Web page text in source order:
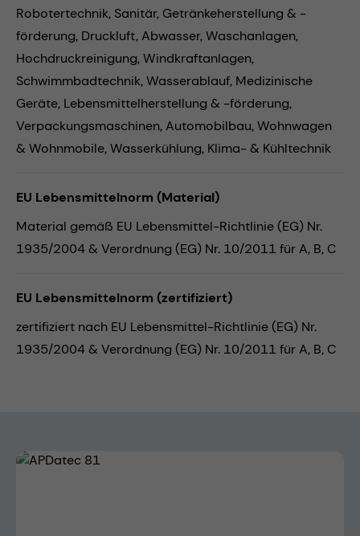
Robotertechnik, Sanitär, Getränkeherstellung & -
förderung, Druckluft,Abwasser,Waschanlagen,
Hochdruckreinigung,Windkraftanlagen,
Schwimmbadtechnik,Wasserablauf, Medizinische
Geräte, Lebensmittelherstellung & -förderung,
Verpackungsmaschinen,Automobilbau,Wohnwagen
& Wohnmobile,Wasserkühlung, Klima- & Kühltechnik
EU Lebensmittelnorm (Material)
Material gemäß EU Lebensmittel-Richtlinie (EG) Nr.
1935/2004 & Verordnung (EG) Nr. 10/2011 für A, B, C
EU Lebensmittelnorm (zertifiziert)
zertifiziert nach EU Lebensmittel-Richtlinie (EG) Nr.
1935/2004 & Verordnung (EG) Nr. 10/2011 für A, B, C
Bildergalerie überspringen